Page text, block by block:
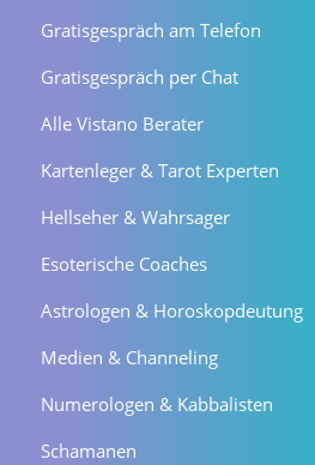
Gratisgespräch am Telefon
Gratisgespräch per Chat
Alle Vistano Berater
Kartenleger & Tarot Experten
Hellseher & Wahrsager
Esoterische Coaches
Astrologen & Horoskopdeutung
Medien & Channeling
Numerologen & Kabbalisten
Schamanen